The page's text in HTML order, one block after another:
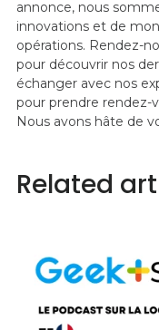
annonce, nous
innovations et de
opérations. Rendez-
pour découvrir nos
échanger avec nos
pour prendre rendez-
Nous avons hâte de
Related